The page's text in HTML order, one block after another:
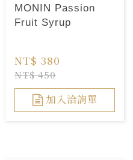
MONIN Passion
Fruit Syrup
NT$ 380
NT$ 450
加入洽詢單